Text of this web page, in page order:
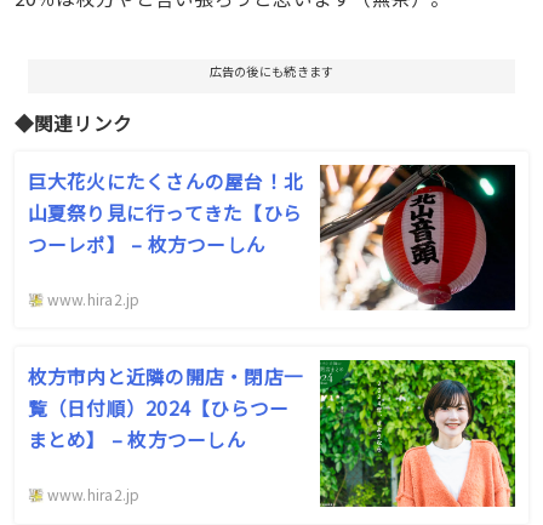
広告の後にも続きます
◆関連リンク
巨大花火にたくさんの屋台！北
山夏祭り見に行ってきた【ひら
つーレポ】 – 枚方つーしん
www.hira2.jp
枚方市内と近隣の開店・閉店一
覧（日付順）2024【ひらつー
まとめ】 – 枚方つーしん
www.hira2.jp